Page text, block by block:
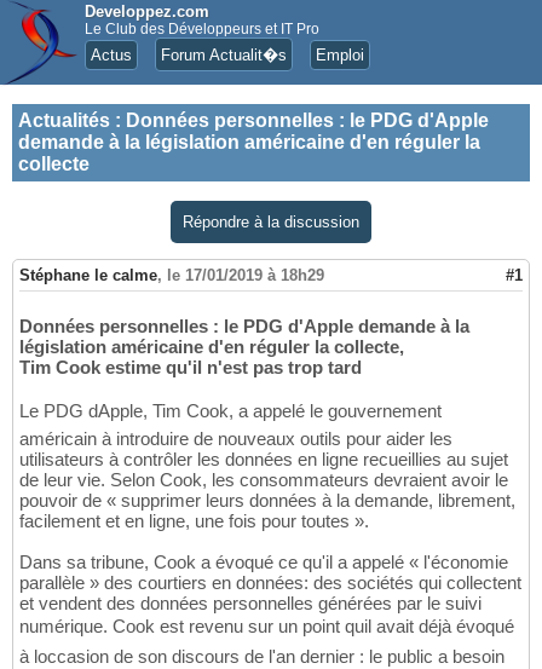
Developpez.com
Le Club des Développeurs et IT Pro
Actus Forum Actualit�s Emploi
Actualités : Données personnelles : le PDG d'Apple
demande à la législation américaine d'en réguler la
collecte
Répondre à la discussion
Stéphane le calme, le 17/01/2019 à 18h29 #1
Données personnelles : le PDG d'Apple demande à la
législation américaine d'en réguler la collecte,
Tim Cook estime qu'il n'est pas trop tard
Le PDG dApple, Tim Cook, a appelé le gouvernement
américain à introduire de nouveaux outils pour aider les
utilisateurs à contrôler les données en ligne recueillies au sujet
de leur vie. Selon Cook, les consommateurs devraient avoir le
pouvoir de « supprimer leurs données à la demande, librement,
facilement et en ligne, une fois pour toutes ».
Dans sa tribune, Cook a évoqué ce qu'il a appelé « l'économie
parallèle » des courtiers en données: des sociétés qui collectent
et vendent des données personnelles générées par le suivi
numérique. Cook est revenu sur un point quil avait déjà évoqué
à loccasion de son discours de l'an dernier : le public a besoin